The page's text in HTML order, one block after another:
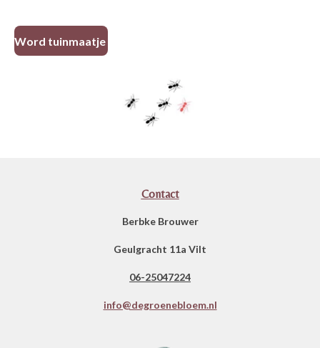
Word tuinmaatje
Contact
Berbke Brouwer
Geulgracht 11a Vilt
06-25047224
info@degroenebloem.nl